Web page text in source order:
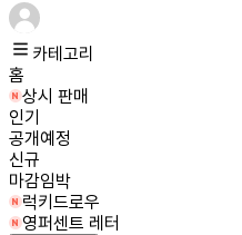
카테고리
홈
상시 판매
인기
공개예정
신규
마감임박
럭키드로우
영퍼센트 레터